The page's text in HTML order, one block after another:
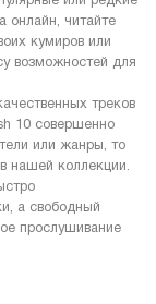
онлайн, читайте
кумиров или
возможностей для
треков
10 совершенно
или жанры, то
нашей коллекции.
а свободный
прослушивание